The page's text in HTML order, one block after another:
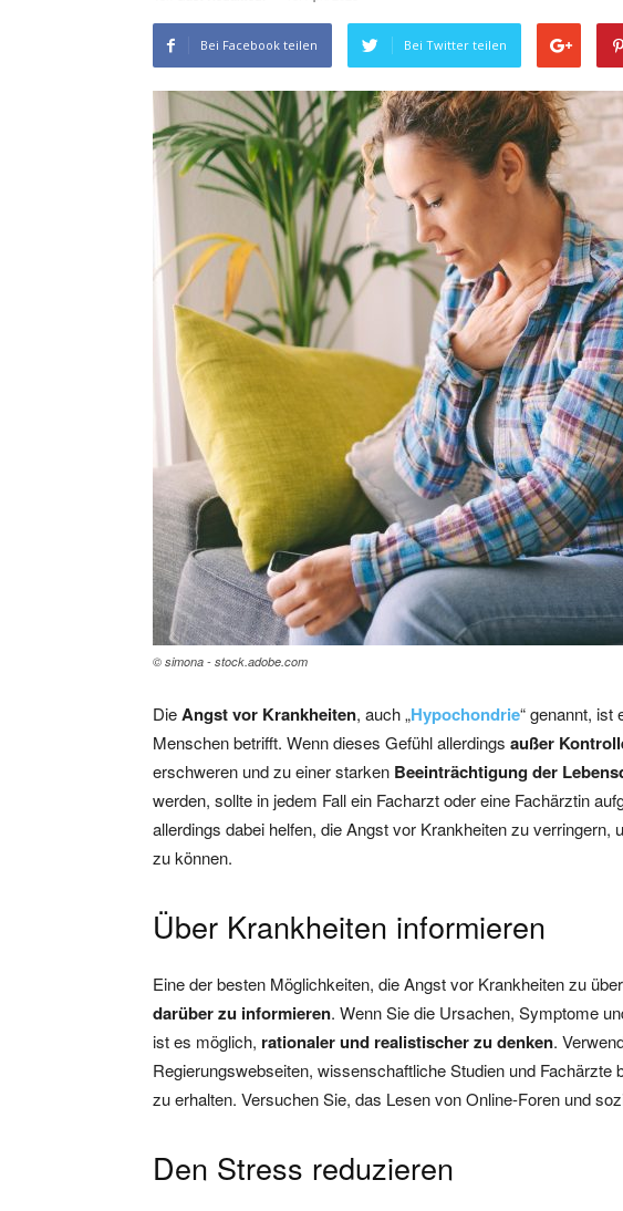
Bei Facebook teilen Bei Twitter teilen
© simona - stock.adobe.com
DieAngst vor Krankheiten, auch „Hypochondrie“ genannt, ist
Menschen betrifft. Wenn dieses Gefühl allerdings außer
erschweren und zu einer starken Beeinträchtigung der
werden, sollte in jedem Fall ein Facharzt oder eine Fachärztin
allerdings dabei helfen, die Angst vor Krankheiten zu verringern,
zu können.
Über Krankheiten informieren
Eine der besten Möglichkeiten, die Angst vor Krankheiten zu
darüber zu informieren. Wenn Sie die Ursachen, Symptome
ist es möglich, rationaler und realistischer zu denken.
Regierungswebseiten, wissenschaftliche Studien und Fachärzte
zu erhalten. Versuchen Sie, das Lesen von Online-Foren und
Den Stress reduzieren